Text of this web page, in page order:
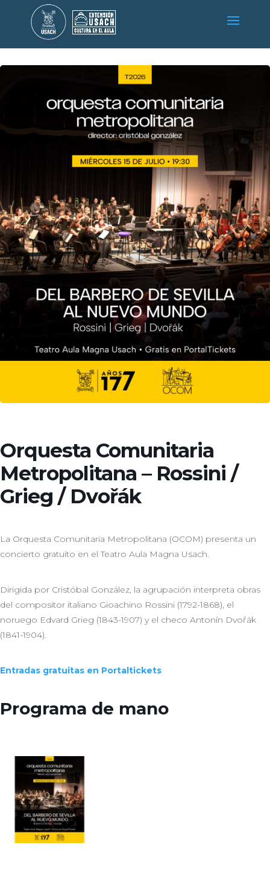
Orquesta Comunitaria
Metropolitana – Rossini /
Grieg / Dvořák
La Orquesta Comunitaria Metropolitana (OCOM) presenta un
concierto gratuito en el Teatro Aula Magna Usach.
Dirigida por Cristóbal González, la agrupación interpreta obras
del compositor italiano Gioachino Rossini (1792-1868), el
noruego Edvard Grieg (1843-1907) y el checo Antonín Dvořák
(1841-1904).
Entradas gratuitas en Portaltickets
Programa de mano